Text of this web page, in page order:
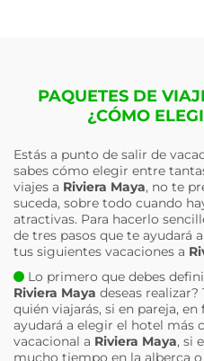
PAQUETES DE
¿CÓMO
Estás a punto de salir de
sabes cómo elegir entre
viajes a Riviera Maya, no te
suceda, sobre todo cuando
atractivas. Para hacerlo
de tres pasos que te ayudará
tus siguientes vacaciones a
Lo primero que debes
Riviera Maya deseas
quién viajarás, si en pareja,
ayudará a elegir el hotel más
vacacional a Riviera Maya, si
mucho tiempo en la alberca